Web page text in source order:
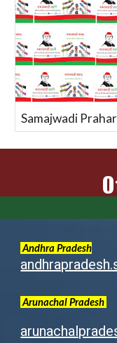
Samajwadi
Andhra Pradesh
ArunachalPradesh